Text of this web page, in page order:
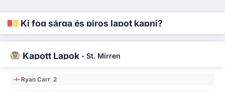
Ki fog sárga és piros lapot kapni?
Kapott Lapok - St. Mirren
Ryan Carr 2